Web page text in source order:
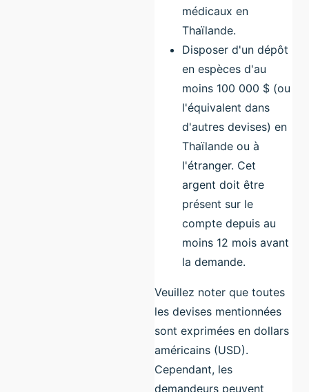
médicaux en
Thaïlande.
Disposer d'un dépôt
en espèces d'au
moins 100 000 $ (ou
l'équivalent dans
d'autres devises) en
Thaïlande ou à
l'étranger. Cet
argent doit être
présent sur le
compte depuis au
moins 12 mois avant
la demande.
Veuillez noter que toutes
les devises mentionnées
sont exprimées en dollars
américains (USD).
Cependant, les
demandeurs peuvent